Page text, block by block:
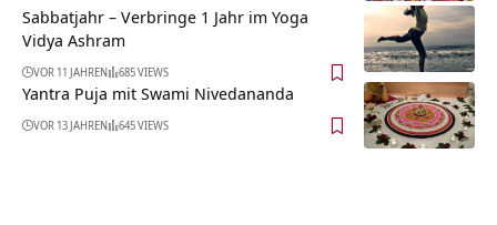
Sabbatjahr – Verbringe 1 Jahr im Yoga
Vidya Ashram
VOR 11 JAHREN 685 VIEWS
Yantra Puja mit Swami Nivedananda
VOR 13 JAHREN 645 VIEWS